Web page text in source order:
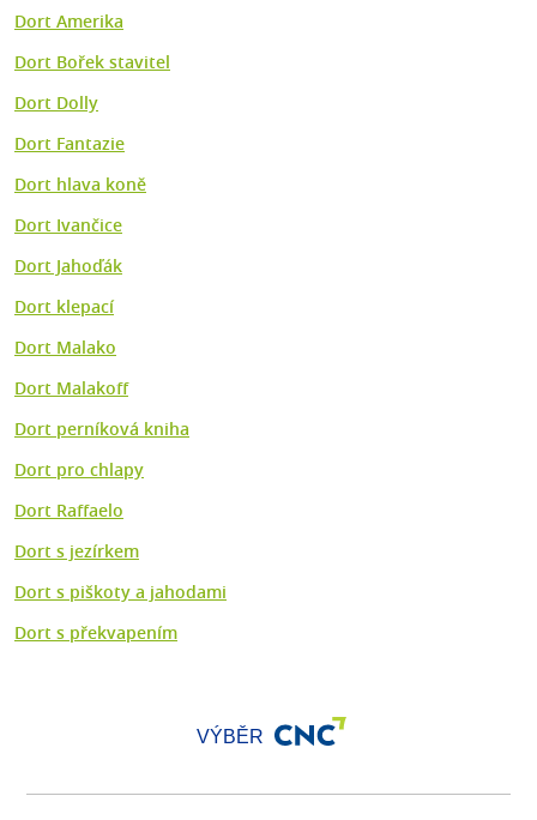
Dort Amerika
Dort Bořek stavitel
Dort Dolly
Dort Fantazie
Dort hlava koně
Dort Ivančice
Dort Jahoďák
Dort klepací
Dort Malako
Dort Malakoff
Dort perníková kniha
Dort pro chlapy
Dort Raffaelo
Dort s jezírkem
Dort s piškoty a jahodami
Dort s překvapením
VÝBĚR